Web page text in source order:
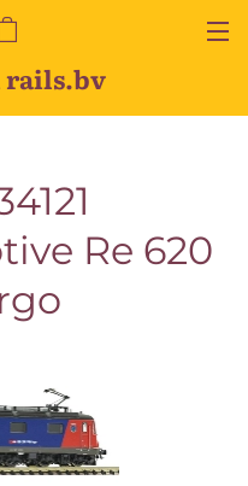
rails.bv
Re 620